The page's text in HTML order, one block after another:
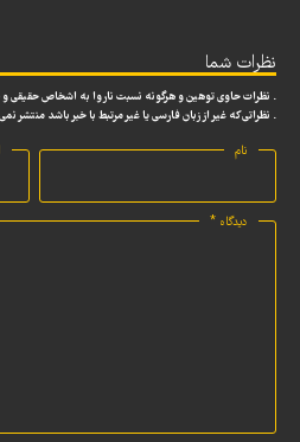
نظرات شما
. نظرات حاوی توهین و هرگونه نسبت ناروا به اشخاص حقیقی
. نظراتی که غیر از زبان فارسی یا غیر مرتبط با خبر باشد منتشر
دیدگاه *
نام